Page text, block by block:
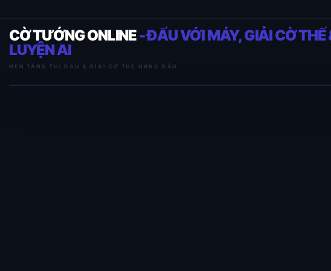
CỜ TƯỚNG ONLINE- ĐẤU VỚI MÁY, GIẢI CỜ THẾ
LUYỆN AI
NỀN TẢNG THI ĐẤU & GIẢI CỜ THẾ HÀNG ĐẦU